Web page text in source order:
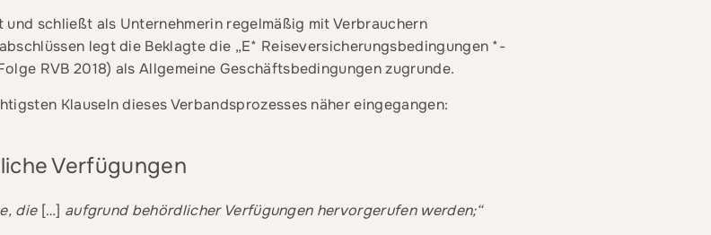
schließt als Unternehmerin regelmäßig mit Verbrauchern
legt die Beklagte die „E* Reiseversicherungsbedingungen *-
RVB 2018) als Allgemeine Geschäftsbedingungen zugrunde.
Klauseln dieses Verbandsprozesses näher eingegangen:
Verfügungen
die […] aufgrund behördlicher Verfügungen hervorgerufen werden;“